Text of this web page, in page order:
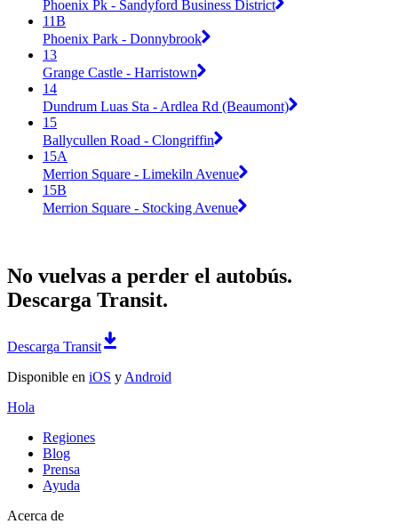
Phoenix Pk - Sandyford Business District
11B
Phoenix Park - Donnybrook
13
Grange Castle - Harristown
14
Dundrum Luas Sta - Ardlea Rd (Beaumont)
15
Ballycullen Road - Clongriffin
15A
Merrion Square - Limekiln Avenue
15B
Merrion Square - Stocking Avenue
No vuelvas a perder el autobús.
Descarga Transit.
Descarga Transit
Disponible en iOS y Android
Hola
Regiones
Blog
Prensa
Ayuda
Acerca de